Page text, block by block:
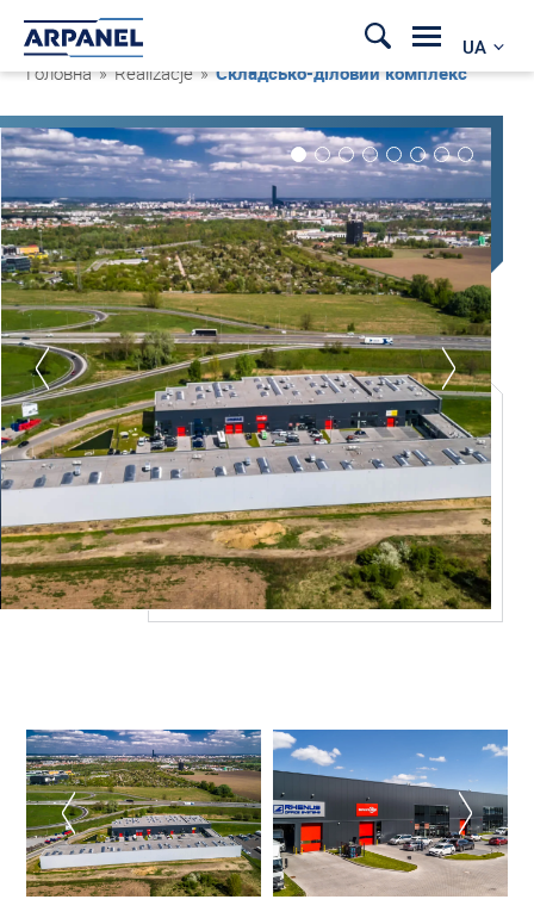
UA
Головна » Realizacje »Складсько-діловий комплекс